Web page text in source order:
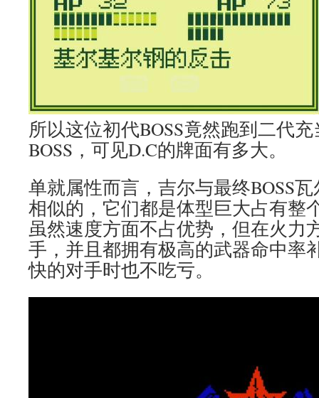
所以这位初代BOSS竟然跑到二代
BOSS，可见D.C的牌面有多大。
单就属性而言，吉尔与最终BOSS
相似的，它们都是体型巨大占有整
虽然速度方面不占优势，但在火力
手，并且都拥有极高的武器命中率
快的对手时也不吃亏。